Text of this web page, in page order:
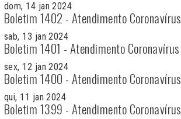
dom, 14 jan 2024
Boletim 1402 - Atendimento Coronavírus
sab, 13 jan 2024
Boletim 1401 - Atendimento Coronavírus
sex, 12 jan 2024
Boletim 1400 - Atendimento Coronavírus
qui, 11 jan 2024
Boletim 1399 - Atendimento Coronavírus